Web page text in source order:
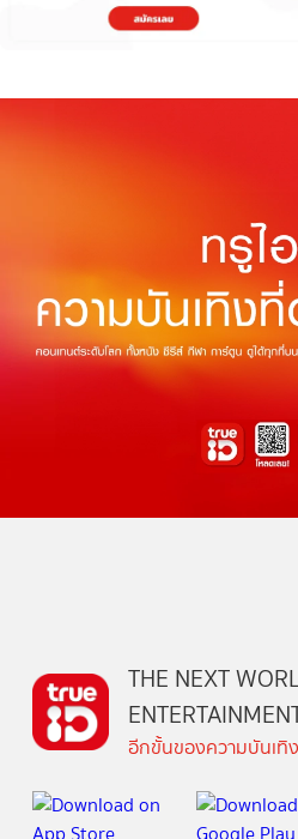
THE NEXT
อีกขั้นของความบันเทิ